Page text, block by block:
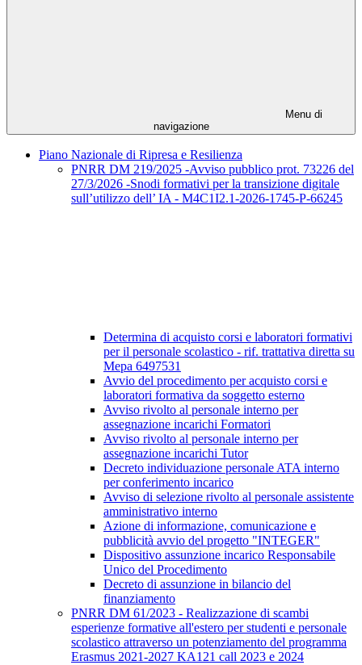
Menu di
navigazione
Piano Nazionale di Ripresa e Resilienza
PNRR DM 219/2025 -Avviso pubblico prot. 73226 del
27/3/2026 -Snodi formativi per la transizione digitale
sull’utilizzo dell’ IA - M4C1I2.1-2026-1745-P-66245
Determina di acquisto corsi e laboratori formativi
per il personale scolastico - rif. trattativa diretta su
Mepa 6497531
Avvio del procedimento per acquisto corsi e
laboratori formativa da soggetto esterno
Avviso rivolto al personale interno per
assegnazione incarichi Formatori
Avviso rivolto al personale interno per
assegnazione incarichi Tutor
Decreto individuazione personale ATA interno
per conferimento incarico
Avviso di selezione rivolto al personale assistente
amministrativo interno
Azione di informazione, comunicazione e
pubblicità avvio del progetto "INTEGER"
Dispositivo assunzione incarico Responsabile
Unico del Procedimento
Decreto di assunzione in bilancio del
finanziamento
PNRR DM 61/2023 - Realizzazione di scambi
esperienze formative all'estero per studenti e personale
scolastico attraverso un potenziamento del programma
Erasmus 2021-2027 KA121 call 2023 e 2024